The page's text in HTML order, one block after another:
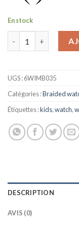
En stock
UGS :6WIMB035
Catégories :Braided
Étiquettes :kids,watch,
DESCRIPTION
AVIS (0)